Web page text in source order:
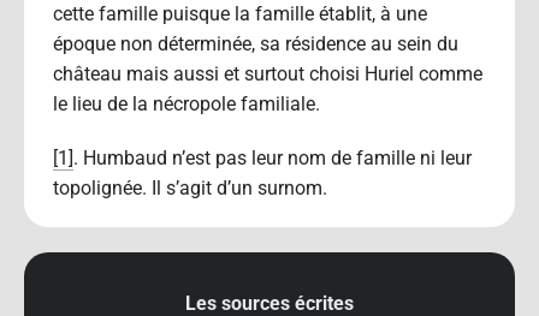
cette famille puisque la famille établit, à une
époque non déterminée, sa résidence au sein du
château mais aussi et surtout choisi Huriel comme
le lieu de la nécropole familiale.
[1]. Humbaud n’est pas leur nom de famille ni leur
topolignée. Il s’agit d’un surnom.
Les sources écrites